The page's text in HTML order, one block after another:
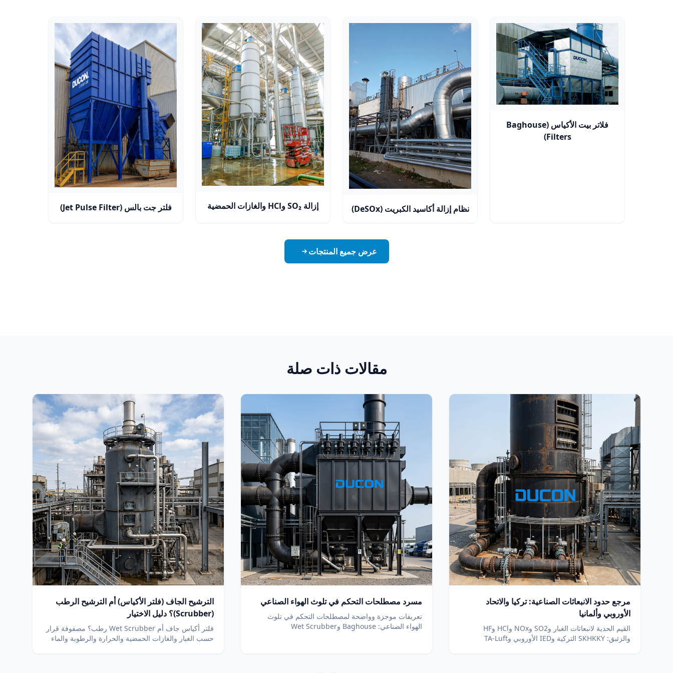
فلاتر بيت الأكياس (Baghouse
Filters)
نظام إزالة أكاسيد الكبريت (DeSOx) إزالة SO₂ وHCl والغازات الحمضية فلتر جت بالس (Jet Pulse Filter)
عرض جميع المنتجات
مقالات ذات صلة
مرجع حدود الانبعاثات الصناعية: تركيا والاتحاد
الأوروبي وألمانيا
القيم الحدية لانبعاثات الغبار وSO2 وNOx وHCl وHF
والزئبق: SKHKKY التركية وIED الأوروبي وTA-Luft
مسرد مصطلحات التحكم في تلوث الهواء الصناعي
تعريفات موجزة وواضحة لمصطلحات التحكم في تلوث
الهواء الصناعي: Baghouse وWet Scrubber
الترشيح الجاف (فلتر الأكياس) أم الترشيح الرطب
(Scrubber)؟ دليل الاختيار
فلتر أكياس جاف أم Wet Scrubber رطب؟ مصفوفة قرار
حسب الغبار والغازات الحمضية والحرارة والرطوبة والماء